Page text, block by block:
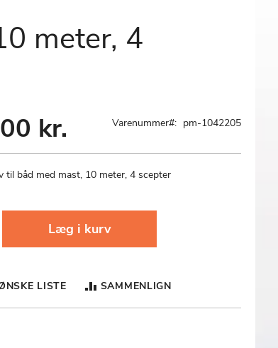
meter, 4
kr. Varenummer pm-1042205
til båd med mast, 10 meter, 4 scepter
Læg i kurv
LISTE SAMMENLIGN